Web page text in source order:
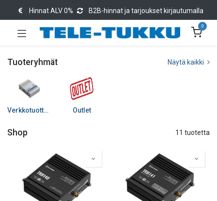
Hinnat ALV 0% B2B-hinnat ja tarjoukset kirjautumalla
0
Tuoteryhmät Näytä kaikki
Verkkotuotteet Outlet
Shop 11 tuotetta